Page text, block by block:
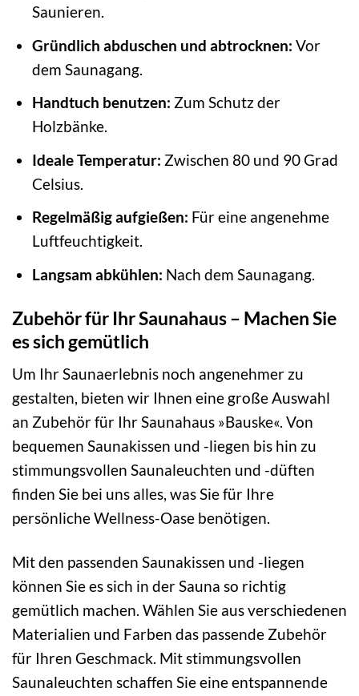
Saunieren.
Gründlich abduschen und abtrocknen: Vor
dem Saunagang.
Handtuch benutzen: Zum Schutz der
Holzbänke.
Ideale Temperatur: Zwischen 80 und 90 Grad
Celsius.
Regelmäßig aufgießen: Für eine angenehme
Luftfeuchtigkeit.
Langsam abkühlen: Nach dem Saunagang.
Zubehör für Ihr Saunahaus – Machen Sie
es sich gemütlich
Um Ihr Saunaerlebnis noch angenehmer zu
gestalten, bieten wir Ihnen eine große Auswahl
an Zubehör für Ihr Saunahaus »Bauske«. Von
bequemen Saunakissen und -liegen bis hin zu
stimmungsvollen Saunaleuchten und -düften
finden Sie bei uns alles, was Sie für Ihre
persönliche Wellness-Oase benötigen.
Mit den passenden Saunakissen und -liegen
können Sie es sich in der Sauna so richtig
gemütlich machen. Wählen Sie aus verschiedenen
Materialien und Farben das passende Zubehör
für Ihren Geschmack. Mit stimmungsvollen
Saunaleuchten schaffen Sie eine entspannende